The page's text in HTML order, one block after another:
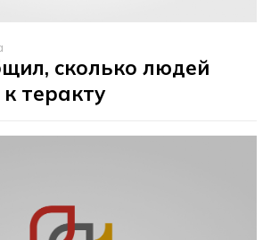
сколько людей
теракту